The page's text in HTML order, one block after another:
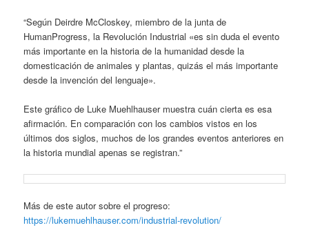
“Según Deirdre McCloskey, miembro de la junta de
HumanProgress, la Revolución Industrial «es sin duda el evento
más importante en la historia de la humanidad desde la
domesticación de animales y plantas, quizás el más importante
desde la invención del lenguaje».
Este gráfico de Luke Muehlhauser muestra cuán cierta es esa
afirmación. En comparación con los cambios vistos en los
últimos dos siglos, muchos de los grandes eventos anteriores en
la historia mundial apenas se registran.”
Más de este autor sobre el progreso:
https://lukemuehlhauser.com/industrial-revolution/